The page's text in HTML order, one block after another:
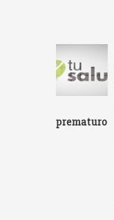
prematuro